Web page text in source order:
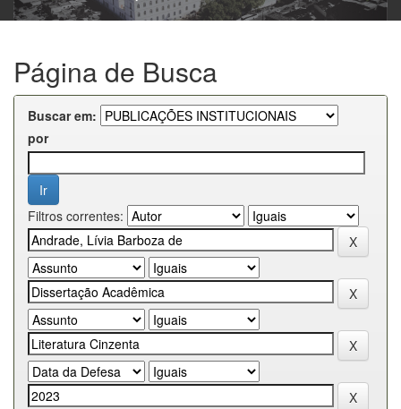
Página de Busca
Buscar em:
por
Filtros correntes: